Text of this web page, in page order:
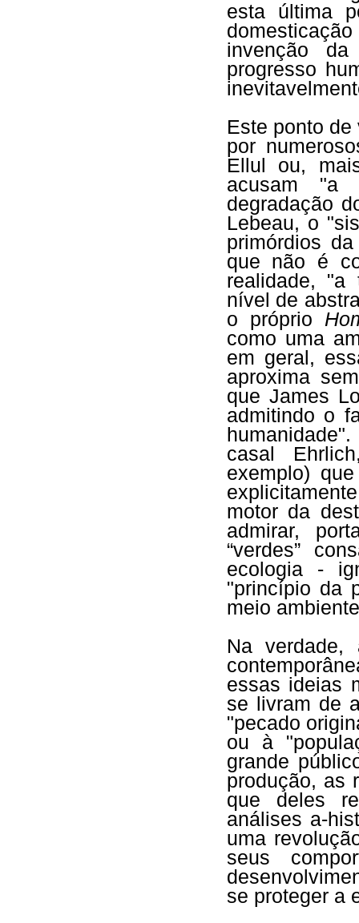
esta última
invenção
progresso
Este ponto
por
Ellul ou,
acusam "a
degradação
Lebeau, o
primórdios
que não é
realidade,
nível de
o próprio
como uma
em geral,
aproxima
que James
admitindo o
casal
exemplo)
motor da
admirar,
“verdes”
ecologia -
"princípio da
meio
Na verdade,
essas ideias
se livram de
"pecado
ou à
grande
produção, as
que deles
análises a-
uma
seus
se proteger a